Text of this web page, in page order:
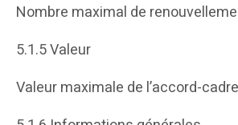
Nombre maximal de
5.1.5 Valeur
Valeur maximale de l’accord-